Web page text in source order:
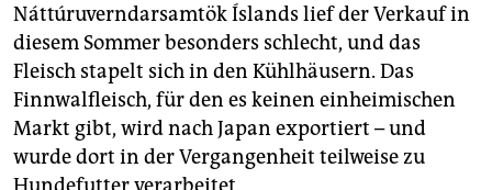
Náttúruverndarsamtök Íslands lief der Verkauf in
diesem Sommer besonders schlecht, und das
Fleisch stapelt sich in den Kühlhäusern. Das
Finnwalfleisch, für den es keinen einheimischen
Markt gibt, wird nach Japan exportiert – und
wurde dort in der Vergangenheit teilweise zu